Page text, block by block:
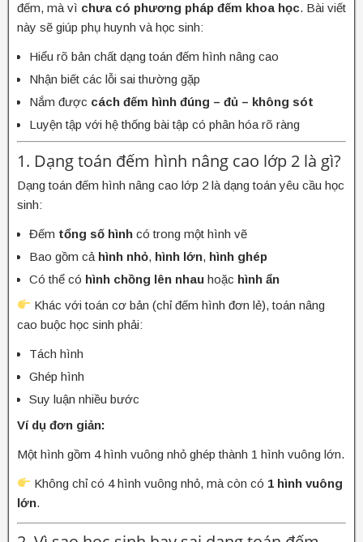
đếm, mà vì chưa có phương pháp đếm khoa học. Bài viết
này sẽ giúp phụ huynh và học sinh:
Hiểu rõ bản chất dạng toán đếm hình nâng cao
Nhận biết các lỗi sai thường gặp
Nắm được cách đếm hình đúng – đủ – không sót
Luyện tập với hệ thống bài tập có phân hóa rõ ràng
1. Dạng toán đếm hình nâng cao lớp 2 là gì?
Dạng toán đếm hình nâng cao lớp 2 là dạng toán yêu cầu học
sinh:
Đếm tổng số hình có trong một hình vẽ
Bao gồm cả hình nhỏ, hình lớn, hình ghép
Có thể có hình chồng lên nhau hoặc hình ẩn
Khác với toán cơ bản (chỉ đếm hình đơn lẻ), toán nâng
cao buộc học sinh phải:
Tách hình
Ghép hình
Suy luận nhiều bước
Ví dụ đơn giản:
Một hình gồm 4 hình vuông nhỏ ghép thành 1 hình vuông lớn.
Không chỉ có 4 hình vuông nhỏ, mà còn có 1 hình vuông
lớn.